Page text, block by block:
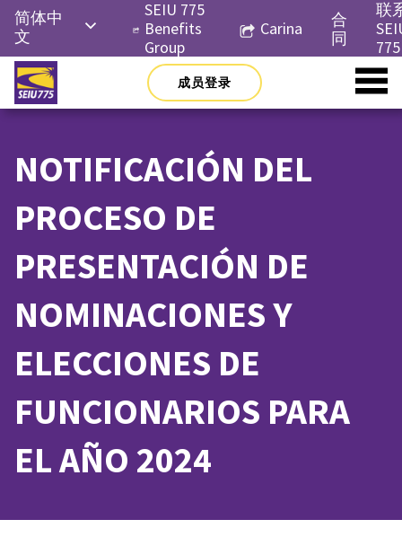
Skip
content
简体中
文
English
Русский
한국어
Việt
SEIU 775
Benefits
Group
Carina
合
同
联
775
成员登录
NOTIFICACIÓN DEL
PROCESO DE
PRESENTACIÓN DE
NOMINACIONES Y
ELECCIONES DE
FUNCIONARIOS PARA
EL AÑO 2024